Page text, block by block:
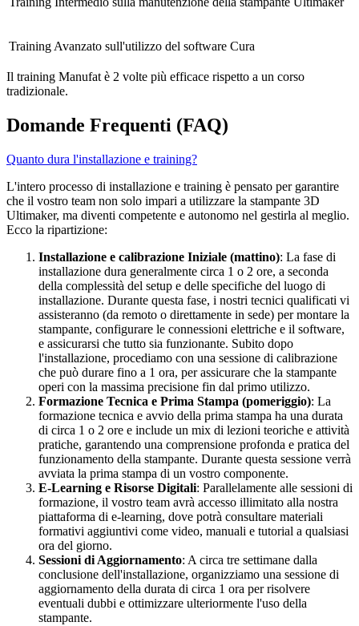
Training Avanzato sull'utilizzo del software Cura
Il training Manufat è 2 volte più efficace rispetto a un corso
tradizionale.
Domande Frequenti (FAQ)
Quanto dura l'installazione e training?
L'intero processo di installazione e training è pensato per garantire
che il vostro team non solo impari a utilizzare la stampante 3D
Ultimaker, ma diventi competente e autonomo nel gestirla al meglio.
Ecco la ripartizione:
Installazione e calibrazione Iniziale (mattino): La fase di
installazione dura generalmente circa 1 o 2 ore, a seconda
della complessità del setup e delle specifiche del luogo di
installazione. Durante questa fase, i nostri tecnici qualificati vi
assisteranno (da remoto o direttamente in sede) per montare la
stampante, configurare le connessioni elettriche e il software,
e assicurarsi che tutto sia funzionante. Subito dopo
l'installazione, procediamo con una sessione di calibrazione
che può durare fino a 1 ora, per assicurare che la stampante
operi con la massima precisione fin dal primo utilizzo.
Formazione Tecnica e Prima Stampa (pomeriggio): La
formazione tecnica e avvio della prima stampa ha una durata
di circa 1 o 2 ore e include un mix di lezioni teoriche e attività
pratiche, garantendo una comprensione profonda e pratica del
funzionamento della stampante. Durante questa sessione verrà
avviata la prima stampa di un vostro componente.
E-Learning e Risorse Digitali: Parallelamente alle sessioni di
formazione, il vostro team avrà accesso illimitato alla nostra
piattaforma di e-learning, dove potrà consultare materiali
formativi aggiuntivi come video, manuali e tutorial a qualsiasi
ora del giorno.
Sessioni di Aggiornamento: A circa tre settimane dalla
conclusione dell'installazione, organizziamo una sessione di
aggiornamento della durata di circa 1 ora per risolvere
eventuali dubbi e ottimizzare ulteriormente l'uso della
stampante.